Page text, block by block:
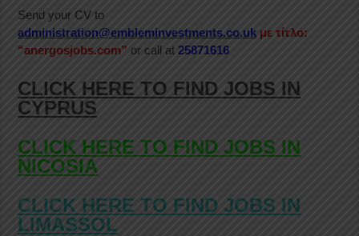
Send your CV to
administration@embleminvestments.co.uk με τίτλο:
“anergosjobs.com” or call at 25871616
CLICK HERE TO FIND JOBS IN
CYPRUS
CLICK HERE TO FIND JOBS IN
NICOSIA
CLICK HERE TO FIND JOBS IN
LIMASSOL